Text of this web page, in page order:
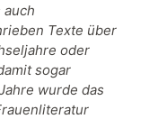
Texte über
oder
sogar
wurde das